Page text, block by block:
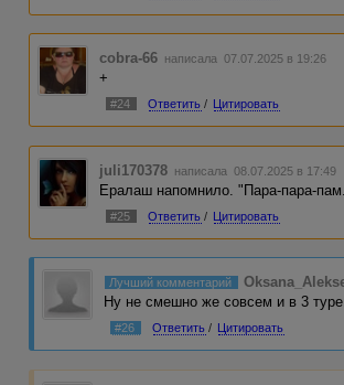
cobra-66 написала 07.07.2025 в 19:26
+
#24 Ответить / Цитировать
juli170378 написала 08.07.2025 в 17:49
Ералаш напомнило. "Пара-пара-
#25 Ответить / Цитировать
Лучший комментарий
Ну не смешно же совсем и в 3
#26 Ответить / Цитировать